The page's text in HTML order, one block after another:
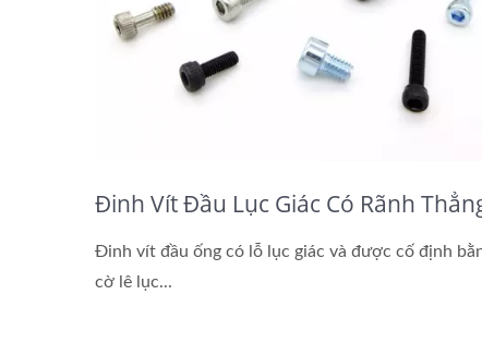
Đinh Vít Đầu Lục Giác Có Rãnh
Đinh vít đầu ống có lỗ lục giác và được cố định
cờ lê lục...